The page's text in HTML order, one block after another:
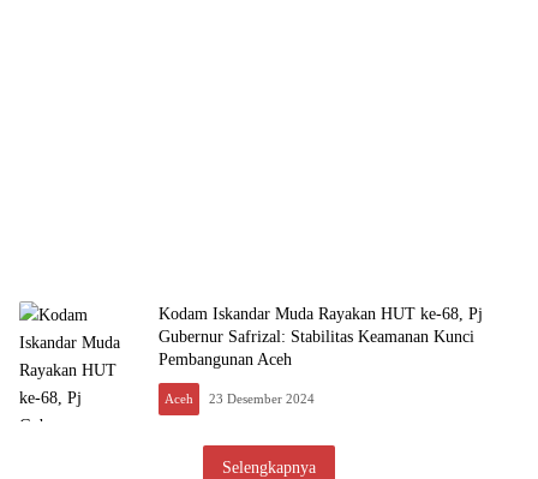
Kodam Iskandar Muda Rayakan HUT ke-68, Pj
Gubernur Safrizal: Stabilitas Keamanan Kunci
Pembangunan Aceh
Aceh 23 Desember 2024
Selengkapnya